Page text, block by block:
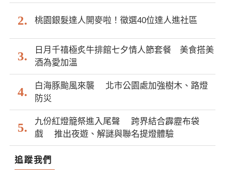
桃園銀髮達人開麥啦！徵選40位達人進社區
日月千禧極炙牛排館七夕情人節套餐 美食搭美
酒為愛加溫
白海豚颱風來襲 北市公園處加強樹木、路燈
防災
九份紅燈籠祭進入尾聲 跨界結合霹靂布袋
戲 推出夜遊、解謎與聯名提燈體驗
追蹤我們